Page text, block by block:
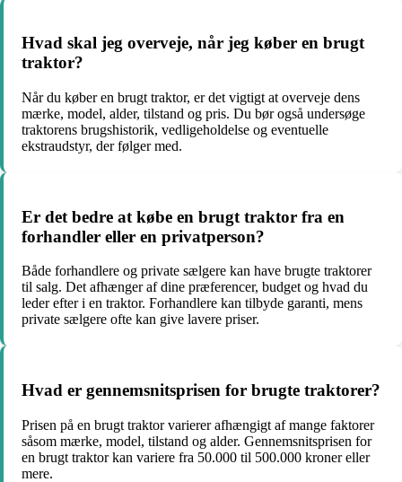
Hvad skal jeg overveje, når jeg køber en brugt
traktor?
Når du køber en brugt traktor, er det vigtigt at overveje dens
mærke, model, alder, tilstand og pris. Du bør også undersøge
traktorens brugshistorik, vedligeholdelse og eventuelle
ekstraudstyr, der følger med.
Er det bedre at købe en brugt traktor fra en
forhandler eller en privatperson?
Både forhandlere og private sælgere kan have brugte traktorer
til salg. Det afhænger af dine præferencer, budget og hvad du
leder efter i en traktor. Forhandlere kan tilbyde garanti, mens
private sælgere ofte kan give lavere priser.
Hvad er gennemsnitsprisen for brugte traktorer?
Prisen på en brugt traktor varierer afhængigt af mange faktorer
såsom mærke, model, tilstand og alder. Gennemsnitsprisen for
en brugt traktor kan variere fra 50.000 til 500.000 kroner eller
mere.